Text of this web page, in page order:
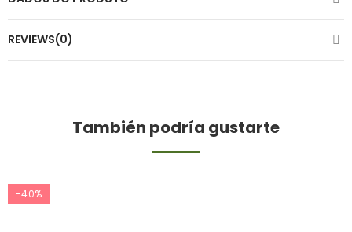
REVIEWS(0)
También podría gustarte
-40%